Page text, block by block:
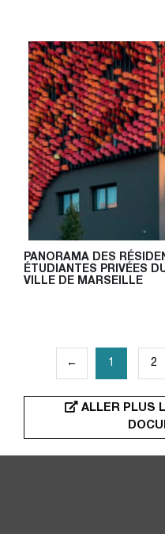
PANORAMA DES
ÉTUDIANTES PRIVÉES
VILLE DE MARSEILLE
PAGINATION
DES← 1 2
ALLER PLUS